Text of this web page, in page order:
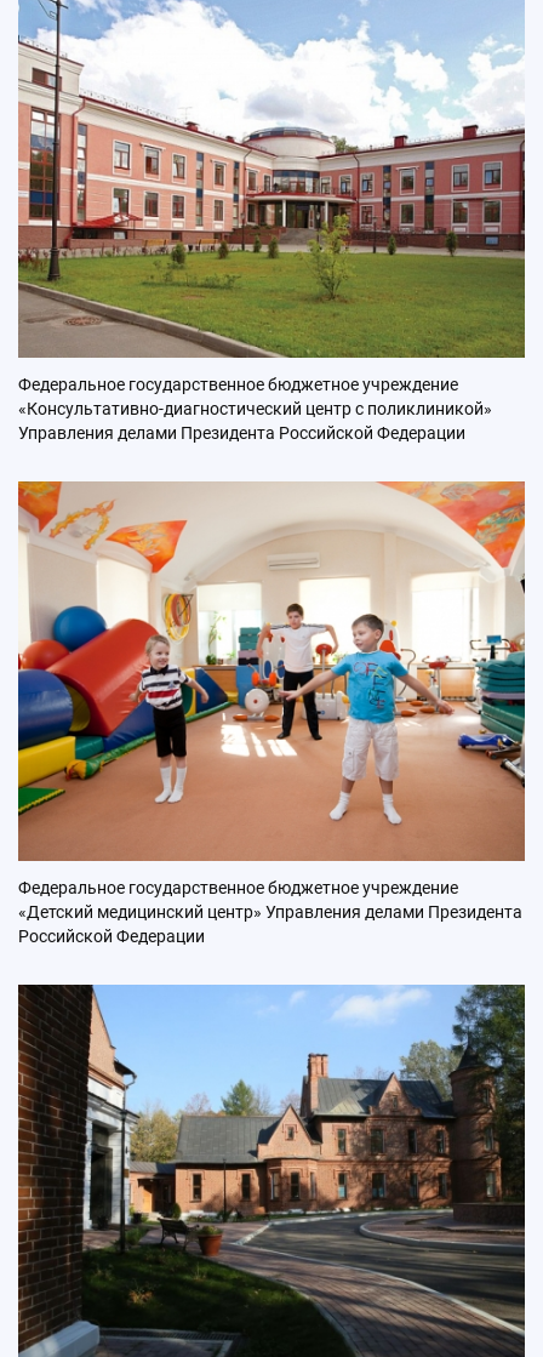
Федеральное государственное бюджетное учреждение
«Консультативно-диагностический центр с поликлиникой»
Управления делами Президента Российской Федерации
Федеральное государственное бюджетное учреждение
«Детский медицинский центр» Управления делами Президента
Российской Федерации